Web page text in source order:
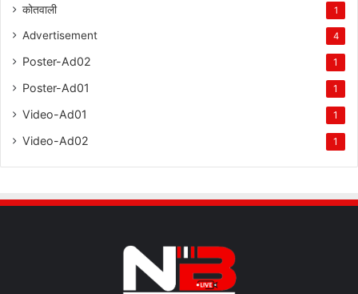
कोतवाली 1
Advertisement 4
Poster-Ad02 1
Poster-Ad01 1
Video-Ad01 1
Video-Ad02 1